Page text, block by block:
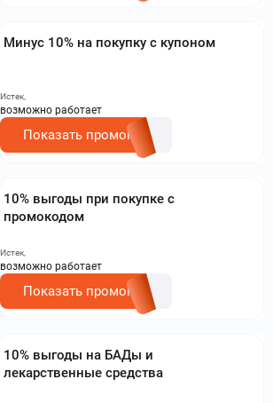
Минус 10% на покупку с купоном
Истек,
возможно работает
Показать промокод
10% выгоды при покупке с
промокодом
Истек,
возможно работает
Показать промокод
10% выгоды на БАДы и
лекарственные средства